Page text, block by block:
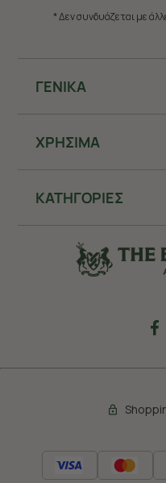
ΓΕΝΙΚΑ
ΧΡHΣΙΜΑ
ΚΑΤΗΓΟΡΙΕΣ
* Δεν συνδυάζεται με